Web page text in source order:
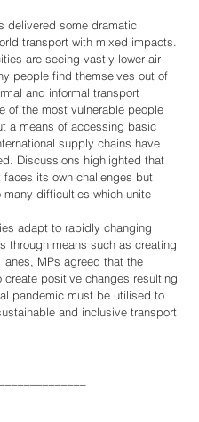
delivered some dramatic
transport with mixed impacts.
are seeing vastly lower air
people find themselves out of
and informal transport
of the most vulnerable people
a means of accessing basic
supply chains have
Discussions highlighted that
faces its own challenges but
many difficulties which unite
adapt to rapidly changing
through means such as creating
lanes, MPs agreed that the
create positive changes resulting
pandemic must be utilised to
and inclusive transport